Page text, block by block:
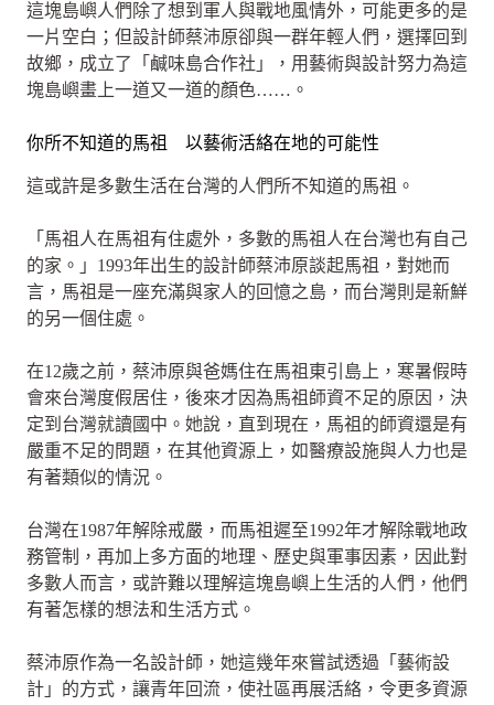
這塊島嶼人們除了想到軍人與戰地風情外，可能更多的是
一片空白；但設計師蔡沛原卻與一群年輕人們，選擇回到
故鄉，成立了「鹹味島合作社」，用藝術與設計努力為這
塊島嶼畫上一道又一道的顏色……。
你所不知道的馬祖 以藝術活絡在地的可能性
這或許是多數生活在台灣的人們所不知道的馬祖。
「馬祖人在馬祖有住處外，多數的馬祖人在台灣也有自己
的家。」1993年出生的設計師蔡沛原談起馬祖，對她而
言，馬祖是一座充滿與家人的回憶之島，而台灣則是新鮮
的另一個住處。
在12歲之前，蔡沛原與爸媽住在馬祖東引島上，寒暑假時
會來台灣度假居住，後來才因為馬祖師資不足的原因，決
定到台灣就讀國中。她說，直到現在，馬祖的師資還是有
嚴重不足的問題，在其他資源上，如醫療設施與人力也是
有著類似的情況。
台灣在1987年解除戒嚴，而馬祖遲至1992年才解除戰地政
務管制，再加上多方面的地理、歷史與軍事因素，因此對
多數人而言，或許難以理解這塊島嶼上生活的人們，他們
有著怎樣的想法和生活方式。
蔡沛原作為一名設計師，她這幾年來嘗試透過「藝術設
計」的方式，讓青年回流，使社區再展活絡，令更多資源